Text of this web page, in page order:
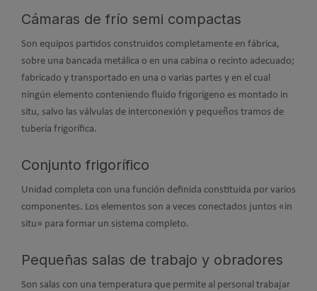
Cámaras de frío semi compactas
Son equipos partidos construidos completamente en fábrica,
sobre una bancada metálica o en una cabina o recinto adecuado;
fabricado y transportado en una o varias partes y en el cual
ningún elemento conteniendo fluido frigorígeno es montado in
situ, salvo las válvulas de interconexión y pequeños tramos de
tubería frigorífica.
Conjunto frigorífico
Unidad completa con una función definida constituida por varios
componentes. Los elementos son a veces conectados juntos «in
situ» para formar un sistema completo.
Pequeñas salas de trabajo y obradores
Son salas con una temperatura que permite al personal trabajar